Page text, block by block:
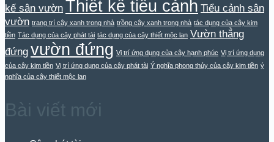
kế sân vườn Thiết kế tiểu cảnh Tiểu cảnh sân
vườn trang trí cây xanh trong nhà trồng cây xanh trong nhà tác dụng của cây kim
tiền Tác dụng của cây phát tài tác dụng của cây thiết mộc lan Vườn thẳng
đứng vườn đứng Vị trí ứng dụng của cây hạnh phúc Vị trí ứng dụng
của cây kim tiền Vị trí ứng dụng của cây phát tài Ý nghĩa phong thủy của cây kim tiền ý
nghĩa của cây thiết mộc lan
Bài viết mới